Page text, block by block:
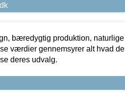
bæredygtig produktion, naturlige
værdier gennemsyrer alt hvad de
deres udvalg.